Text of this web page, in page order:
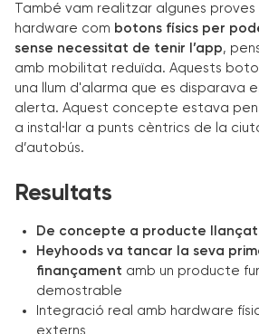
També vam realitzar algunes
hardware com botons físics per
sense necessitat de tenir l’app,
amb mobilitat reduïda. Aquests
una llum d'alarma que es disparava
alerta. Aquest concepte estava
a instal·lar a punts cèntrics de la
d’autobús.
Resultats
De concepte a producte llançat
Heyhoods va tancar la seva
finançament amb un producte
demostrable
Integració real amb hardware
externs